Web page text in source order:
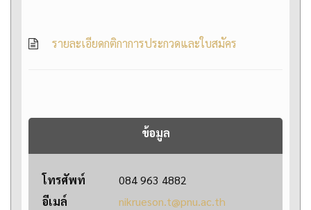
รายละเอียดกติกาการประกวดและใบสมัคร
ข้อมูล
โทรศัพท์
084 963 4882
อีเมล์
nikrueson.t@pnu.ac.th